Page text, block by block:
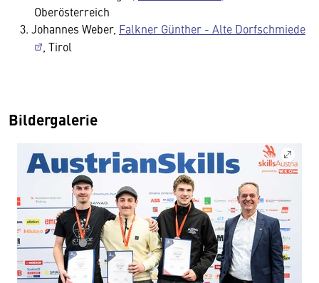
Oberösterreich
Johannes Weber, Falkner Günther - Alte Dorfschmiede
, Tirol
Bildergalerie